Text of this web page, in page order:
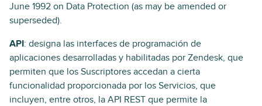
June 1992 on Data Protection (as may be amended or
superseded).
API: designa las interfaces de programación de
aplicaciones desarrolladas y habilitadas por Zendesk, que
permiten que los Suscriptores accedan a cierta
funcionalidad proporcionada por los Servicios, que
incluyen, entre otros, la API REST que permite la